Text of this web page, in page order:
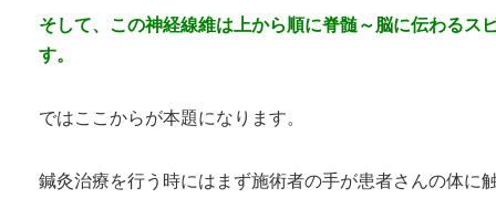
そして、この神経線維は上から順に脊髄～脳に伝わる
す。
ではここからが本題になります。
鍼灸治療を行う時にはまず施術者の手が患者さんの体に